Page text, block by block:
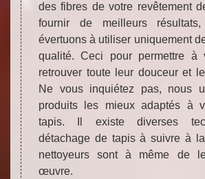
des fibres de votre revêtement
fournir de meilleurs
évertuons à utiliser uniquement
qualité. Ceci pour permettre à
retrouver toute leur douceur et
Ne vous inquiétez pas, nous
produits les mieux adaptés à
tapis. Il existe diverses
détachage de tapis à suivre à
nettoyeurs sont à même de
œuvre.